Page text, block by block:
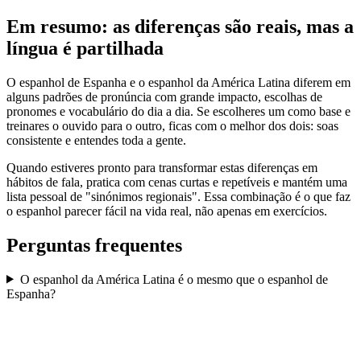
Em resumo: as diferenças são reais, mas a
língua é partilhada
O espanhol de Espanha e o espanhol da América Latina diferem em
alguns padrões de pronúncia com grande impacto, escolhas de
pronomes e vocabulário do dia a dia. Se escolheres um como base e
treinares o ouvido para o outro, ficas com o melhor dos dois: soas
consistente e entendes toda a gente.
Quando estiveres pronto para transformar estas diferenças em
hábitos de fala, pratica com cenas curtas e repetíveis e mantém uma
lista pessoal de "sinónimos regionais". Essa combinação é o que faz
o espanhol parecer fácil na vida real, não apenas em exercícios.
Perguntas frequentes
O espanhol da América Latina é o mesmo que o espanhol de
Espanha?